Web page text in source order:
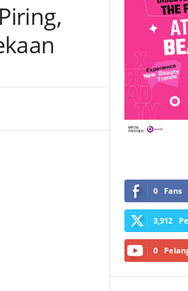
0 Fans
3,912
0